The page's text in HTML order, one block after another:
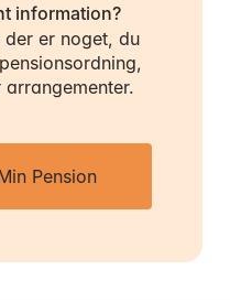
information?
er noget, du
Pension